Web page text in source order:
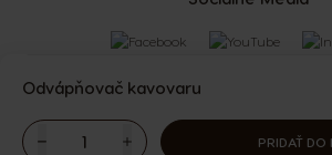
Odvápňovač kavovaru
Množstvo
Zvýšiť
PRIDAŤ DO